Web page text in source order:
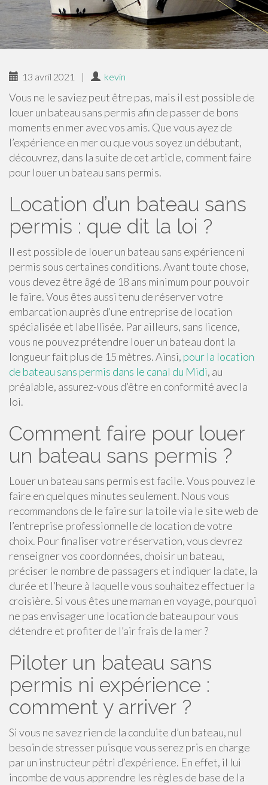
13 avril 2021 | kevin
Vous ne le saviez peut être pas, mais il est possible de
louer un bateau sans permis afin de passer de bons
moments en mer avec vos amis. Que vous ayez de
l’expérience en mer ou que vous soyez un débutant,
découvrez, dans la suite de cet article, comment faire
pour louer un bateau sans permis.
Location d’un bateau sans
permis : que dit la loi ?
Il est possible de louer un bateau sans expérience ni
permis sous certaines conditions. Avant toute chose,
vous devez être âgé de 18 ans minimum pour pouvoir
le faire. Vous êtes aussi tenu de réserver votre
embarcation auprès d’une entreprise de location
spécialisée et labellisée. Par ailleurs, sans licence,
vous ne pouvez prétendre louer un bateau dont la
longueur fait plus de 15 mètres. Ainsi, pour la location
de bateau sans permis dans le canal du Midi, au
préalable, assurez-vous d’être en conformité avec la
loi.
Comment faire pour louer
un bateau sans permis ?
Louer un bateau sans permis est facile. Vous pouvez le
faire en quelques minutes seulement. Nous vous
recommandons de le faire sur la toile via le site web de
l’entreprise professionnelle de location de votre
choix. Pour finaliser votre réservation, vous devrez
renseigner vos coordonnées, choisir un bateau,
préciser le nombre de passagers et indiquer la date, la
durée et l’heure à laquelle vous souhaitez effectuer la
croisière. Si vous êtes une maman en voyage, pourquoi
ne pas envisager une location de bateau pour vous
détendre et profiter de l’air frais de la mer ?
Piloter un bateau sans
permis ni expérience :
comment y arriver ?
Si vous ne savez rien de la conduite d’un bateau, nul
besoin de stresser puisque vous serez pris en charge
par un instructeur pétri d’expérience. En effet, il lui
incombe de vous apprendre les règles de base de la